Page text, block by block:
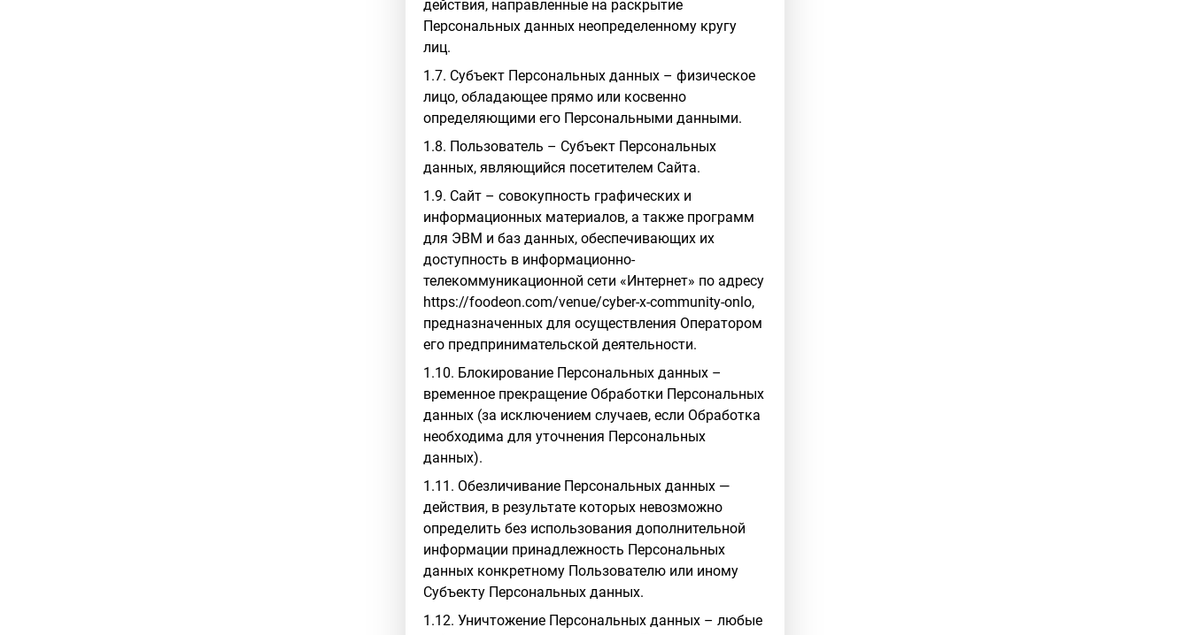
действия, направленные на раскрытие
Персональных данных неопределенному кругу
лиц.
1.7. Субъект Персональных данных – физическое
лицо, обладающее прямо или косвенно
определяющими его Персональными данными.
1.8. Пользователь – Субъект Персональных
данных, являющийся посетителем Сайта.
1.9. Сайт – совокупность графических и
информационных материалов, а также программ
для ЭВМ и баз данных, обеспечивающих их
доступность в информационно-
телекоммуникационной сети «Интернет» по адресу
https://foodeon.com/venue/cyber-x-community-onlo,
предназначенных для осуществления Оператором
его предпринимательской деятельности.
1.10. Блокирование Персональных данных –
временное прекращение Обработки Персональных
данных (за исключением случаев, если Обработка
необходима для уточнения Персональных
данных).
1.11. Обезличивание Персональных данных —
действия, в результате которых невозможно
определить без использования дополнительной
информации принадлежность Персональных
данных конкретному Пользователю или иному
Субъекту Персональных данных.
1.12. Уничтожение Персональных данных – любые